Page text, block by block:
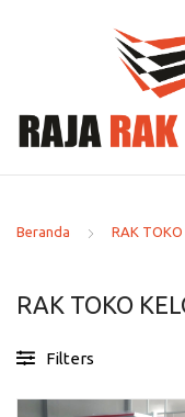
Beranda RAK TOKO
RAK TOKO
Filters